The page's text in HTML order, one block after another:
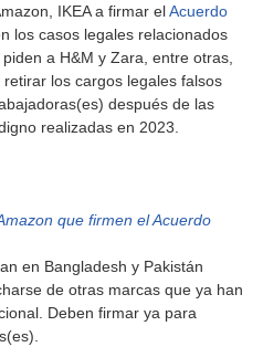
IKEA a firmar elAcuerdo
los casos legales relacionados
a H&M y Zara, entre otras,
los cargos legales falsos
después de las
realizadas en 2023.
que firmen el Acuerdo
en Bangladesh y Pakistán
de otras marcas que ya han
Deben firmar ya para